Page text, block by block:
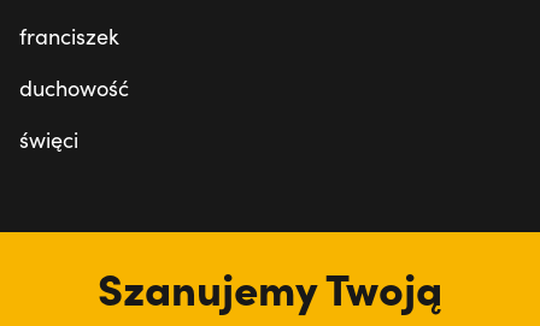
franciszek
duchowość
święci
Szanujemy Twoją